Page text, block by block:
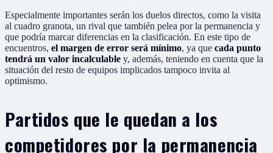
Especialmente importantes serán los duelos directos, como la visita
al cuadro granota, un rival que también pelea por la permanencia y
que podría marcar diferencias en la clasificación. En este tipo de
encuentros, el margen de error será mínimo, ya que cada punto
tendrá un valor incalculable y, además, teniendo en cuenta que la
situación del resto de equipos implicados tampoco invita al
optimismo.
Partidos que le quedan a los
competidores por la permanencia